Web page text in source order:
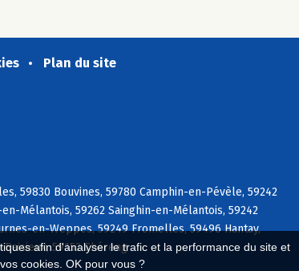
afin d'analyser le trafic et la performance du site et
cookies. OK pour vous ?
Plan du site
59830 Bouvines, 59780 Camphin-en-Pévèle, 59242
Mélantois, 59262 Sainghin-en-Mélantois, 59242
en-Weppes, 59249 Fromelles, 59496 Hantay,
59152 Chéreng